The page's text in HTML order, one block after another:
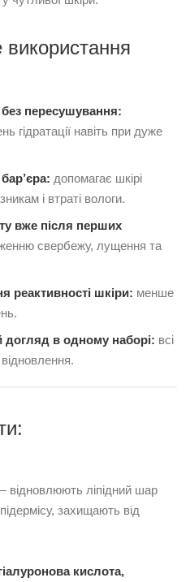
пересушування:
гідратації навіть при дуже
допомагає шкірі
і втраті вологи.
вже після перших
свербежу, лущення та
реактивності шкіри: менше
в одному наборі: всі
відновлюють ліпідний шар
захищають від
кислота,